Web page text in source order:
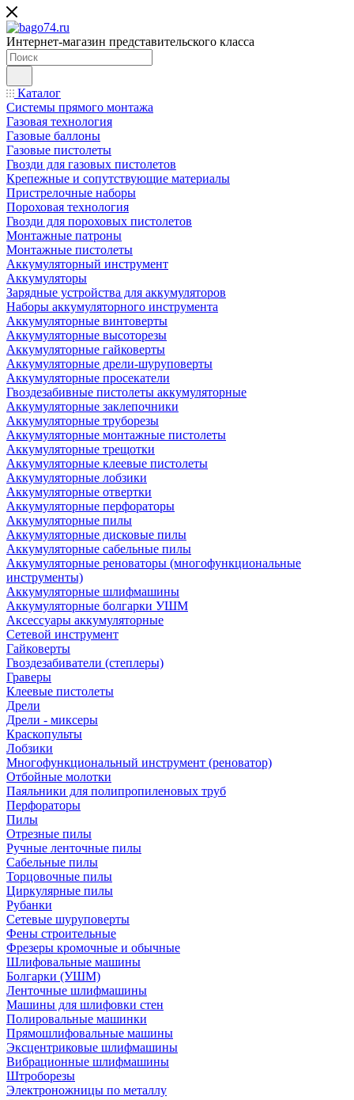
Интернет-магазин представительского класса
Каталог
Системы прямого монтажа
Газовая технология
Газовые баллоны
Газовые пистолеты
Гвозди для газовых пистолетов
Крепежные и сопутствующие материалы
Пристрелочные наборы
Пороховая технология
Гвозди для пороховых пистолетов
Монтажные патроны
Монтажные пистолеты
Аккумуляторный инструмент
Аккумуляторы
Зарядные устройства для аккумуляторов
Наборы аккумуляторного инструмента
Аккумуляторные винтоверты
Аккумуляторные высоторезы
Аккумуляторные гайковерты
Аккумуляторные дрели-шуруповерты
Аккумуляторные просекатели
Гвоздезабивные пистолеты аккумуляторные
Аккумуляторные заклепочники
Аккумуляторные труборезы
Аккумуляторные монтажные пистолеты
Аккумуляторные трещотки
Аккумуляторные клеевые пистолеты
Аккумуляторные лобзики
Аккумуляторные отвертки
Аккумуляторные перфораторы
Аккумуляторные пилы
Аккумуляторные дисковые пилы
Аккумуляторные сабельные пилы
Аккумуляторные реноваторы (многофункциональные
инструменты)
Аккумуляторные шлифмашины
Аккумуляторные болгарки УШМ
Аксессуары аккумуляторные
Сетевой инструмент
Гайковерты
Гвоздезабиватели (степлеры)
Граверы
Клеевые пистолеты
Дрели
Дрели - миксеры
Краскопульты
Лобзики
Многофункциональный инструмент (реноватор)
Отбойные молотки
Паяльники для полипропиленовых труб
Перфораторы
Пилы
Отрезные пилы
Ручные ленточные пилы
Сабельные пилы
Торцовочные пилы
Циркулярные пилы
Рубанки
Сетевые шуруповерты
Фены строительные
Фрезеры кромочные и обычные
Шлифовальные машины
Болгарки (УШМ)
Ленточные шлифмашины
Машины для шлифовки стен
Полировальные машинки
Прямошлифовальные машины
Эксцентриковые шлифмашины
Вибрационные шлифмашины
Штроборезы
Электроножницы по металлу